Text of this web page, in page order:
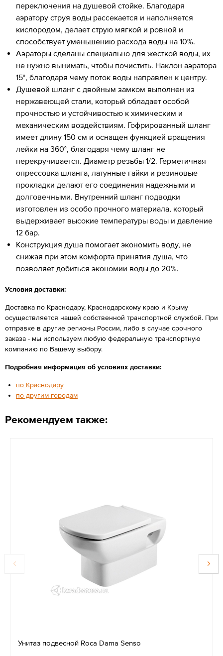
переключения на душевой стойке. Благодаря
аэратору струя воды рассекается и наполняется
кислородом, делает струю мягкой и ровной и
способствует уменьшению расхода воды на 10%.
Аэраторы сделаны специально для жесткой воды, их
не нужно вынимать, чтобы почистить. Наклон аэратора
15°, благодаря чему поток воды направлен к центру.
Душевой шланг с двойным замком выполнен из
нержавеющей стали, который обладает особой
прочностью и устойчивостью к химическим и
механическим воздействиям. Гофрированный шланг
имеет длину 150 см и оснащен функцией вращения
лейки на 360°, благодаря чему шланг не
перекручивается. Диаметр резьбы 1/2. Герметичная
опрессовка шланга, латунные гайки и резиновые
прокладки делают его соединения надежными и
долговечными. Внутренний шланг подводки
изготовлен из особо прочного материала, который
выдерживает высокие температуры воды и давление
12 бар.
Конструкция душа помогает экономить воду, не
снижая при этом комфорта принятия душа, что
позволяет добиться экономии воды до 20%.
Условия доставки:
Доставка по Краснодару, Краснодарскому краю и Крыму
осуществляется нашей собственной транспортной службой. При
отправке в другие регионы России, либо в случае срочного
заказа - мы используем любую федеральную транспортную
компанию по Вашему выбору.
Подробная информация об условиях доставки:
по Краснодару
по другим городам
Рекомендуем также:
Унитаз подвесной Roca Dama Senso